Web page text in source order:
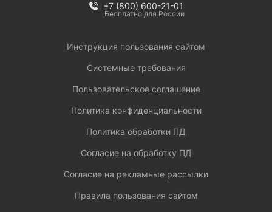
+7 (800) 600-21-01
Бесплатно для России
Инструкция пользования сайтом
Системные требования
Пользовательское соглашение
Политика конфиденциальности
Политика обработки ПД
Согласие на обработку ПД
Согласие на рекламные рассылки
Правила пользования сайтом